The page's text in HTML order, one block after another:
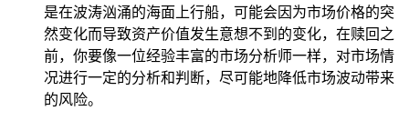
是在波涛汹涌的海面上行船，可能会因为市场价格的突
然变化而导致资产价值发生意想不到的变化，在赎回之
前，你要像一位经验丰富的市场分析师一样，对市场情
况进行一定的分析和判断，尽可能地降低市场波动带来
的风险。